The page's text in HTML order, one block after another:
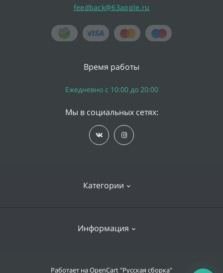
feedback@63apple.ru
Категории
Информация
Доставка и оплата
Время работы
Ежедневно с 10:00 до 20:00
Мы в социальных сетях:
Работает наOpenCart "Русская сборка"